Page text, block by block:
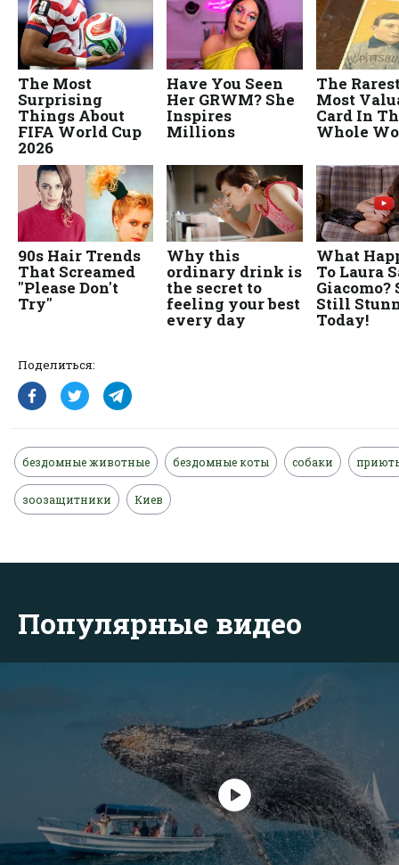
Поделиться:
бездомные животные бездомные коты собаки
зоозащитники Киев
Популярные видео